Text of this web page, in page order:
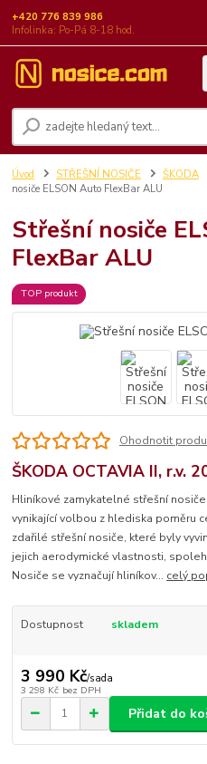
+420 776 839 986
Infolinka: Po-Pá 8-18 hod.
Úvod STŘEŠNÍ NOSIČE ŠKODA
nosiče ELSON Auto FlexBar ALU
Střešní nosiče
FlexBar ALU
TOP produkt
Ohodnotit
ŠKODA OCTAVIA II, r.v.
Hliníkové zamykatelné střešní
vynikající volbou z hlediska poměru
zdařilé střešní nosiče, které byly
jejich aerodymické vlastnosti,
Nosiče se vyznačují hliníkov... celý
Dostupnost skladem
3 990 Kč/sada
3 298 Kč bez DPH
Přidat do